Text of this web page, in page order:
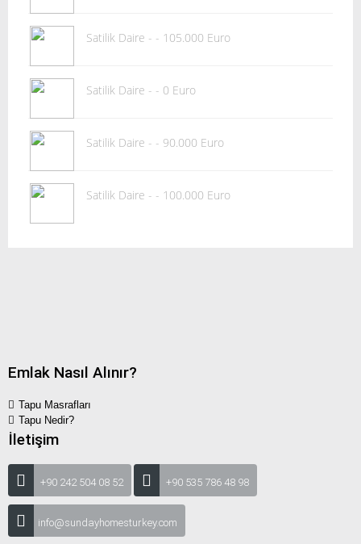
Satilik Daire - - 105.000 Euro
Satilik Daire - - 0 Euro
Satilik Daire - - 90.000 Euro
Satilik Daire - - 100.000 Euro
Emlak Nasıl Alınır?
Tapu Masrafları
Tapu Nedir?
İletişim
+90 242 504 08 52 +90 535 786 48 98
info@sundayhomesturkey.com